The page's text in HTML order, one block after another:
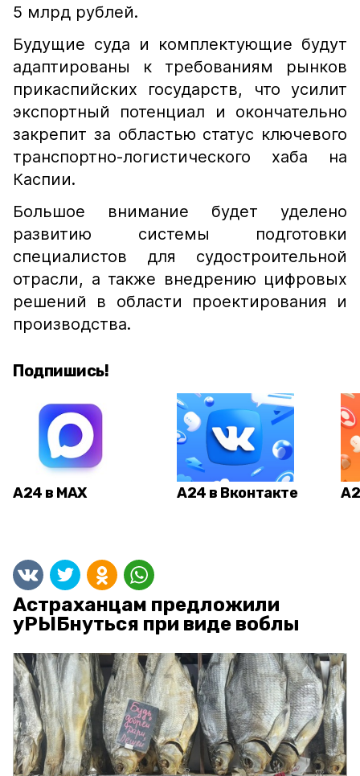
5 млрд рублей.
Будущие суда и комплектующие будут
адаптированы к требованиям рынков
прикаспийских государств, что усилит
экспортный потенциал и окончательно
закрепит за областью статус ключевого
транспортно-логистического хаба на
Каспии.
Большое внимание будет уделено
развитию системы подготовки
специалистов для судостроительной
отрасли, а также внедрению цифровых
решений в области проектирования и
производства.
Подпишись!
А24 в MAX А24 в Вконтакте
Астраханцам предложили
уРЫБнуться при виде воблы